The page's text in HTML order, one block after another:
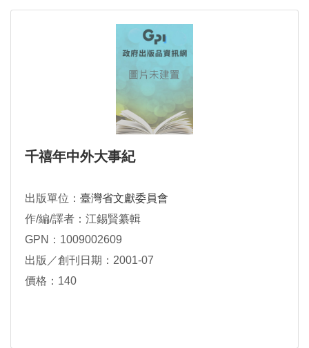
千禧年中外大事紀
出版單位： 臺灣省文獻委員會
作/編/譯者：江錫賢纂輯
GPN：1009002609
出版／創刊日期：2001-07
價格：140